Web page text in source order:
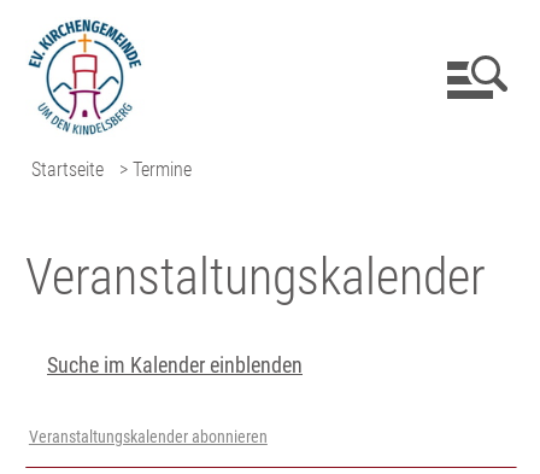
Startseite > Termine
Veranstaltungs­kalender
Suche im Kalender einblenden
Veranstaltungskalender abonnieren